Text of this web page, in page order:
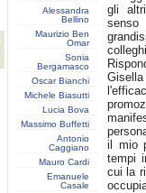
Alessandra
Bellino
Maurizio Ben
Omar
Sonia
Bergamasco
Oscar Bianchi
Michele Biasutti
Lucia Bova
Massimo Buffetti
Antonio
Caggiano
Mauro Cardi
Emanuele
Casale
gli
senso
il mio
tempi
cui la